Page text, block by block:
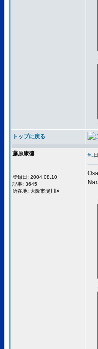
トップに戻る
藤原康徳
登録日: 2004.08.10
記事: 3645
所在地: 大阪市淀川区